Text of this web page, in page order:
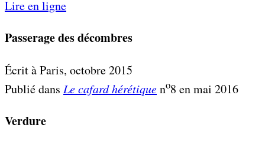
Lire en ligne
Passerage des décombres
Écrit à Paris, octobre 2015
Publié dans Le cafard hérétiqueno8 en mai 2016
Verdure